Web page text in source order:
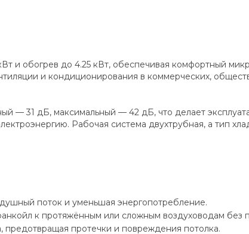
и обогрев до 4.25 кВт, обеспечивая комфортный
и кондиционирования в коммерческих,
— 31 дБ, максимальный — 42 дБ, что делает
Рабочая система двухтрубная, а тип
поток и уменьшая энергопотребление.
к протяжённым или сложным воздуховодам без
протечки и повреждения потолка.